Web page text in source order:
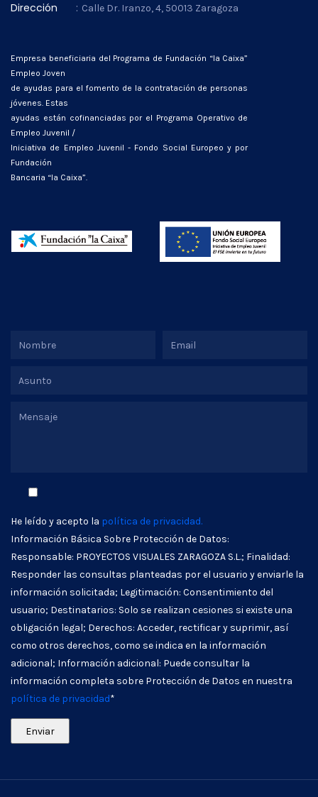
Dirección : Calle Dr. Iranzo, 4, 50013 Zaragoza
Empresa beneficiaria del Programa de Fundación “la Caixa”
Empleo Joven
de ayudas para el fomento de la contratación de personas
jóvenes. Estas
ayudas están cofinanciadas por el Programa Operativo de
Empleo Juvenil /
Iniciativa de Empleo Juvenil - Fondo Social Europeo y por
Fundación
Bancaria “la Caixa”.
He leído y acepto la política de privacidad.
Información Básica Sobre Protección de Datos:
Responsable: PROYECTOS VISUALES ZARAGOZA S.L.; Finalidad:
Responder las consultas planteadas por el usuario y enviarle la
información solicitada; Legitimación: Consentimiento del
usuario; Destinatarios: Solo se realizan cesiones si existe una
obligación legal; Derechos: Acceder, rectificar y suprimir, así
como otros derechos, como se indica en la información
adicional; Información adicional: Puede consultar la
información completa sobre Protección de Datos en nuestra
política de privacidad*